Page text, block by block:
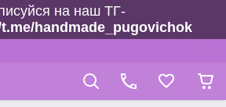
на наш ТГ-
handmade_pugovichok